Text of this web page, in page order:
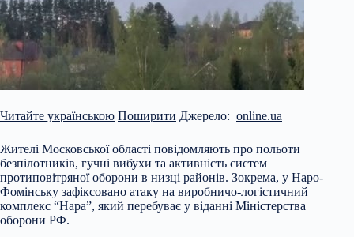
Читайте українською Поширити Джерело: online.ua
Жителі Московської області повідомляють про польоти
безпілотників, гучні вибухи та активність систем
протиповітряної оборони в низці районів. Зокрема, у Наро-
Фомінську зафіксовано атаку на виробничо-логістичний
комплекс “Нара”, який перебуває у віданні Міністерства
оборони РФ.